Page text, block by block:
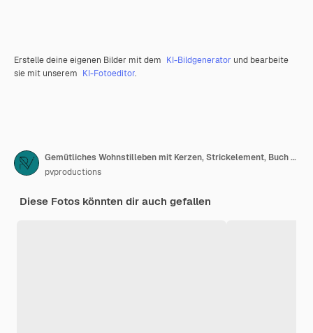
Erstelle deine eigenen Bilder mit dem KI-Bildgenerator und bearbeite
sie mit unserem KI-Fotoeditor.
Gemütliches Wohnstilleben mit Kerzen, Strickelement, Buch und Blumen.
pvproductions
Diese Fotos könnten dir auch gefallen